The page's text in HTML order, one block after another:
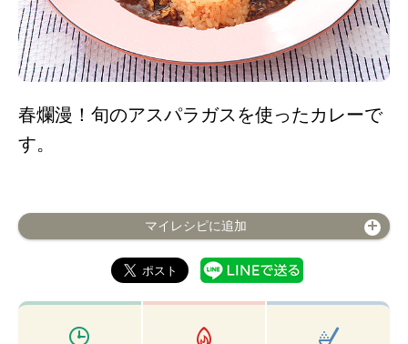
春爛漫！旬のアスパラガスを使ったカレーで
す。
マイレシピに追加